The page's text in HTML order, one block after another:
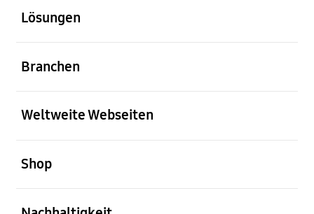
Lösungen
Branchen
Weltweite Webseiten
Shop